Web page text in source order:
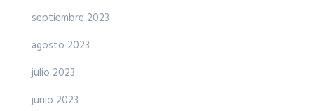
septiembre 2023
agosto 2023
julio 2023
junio 2023